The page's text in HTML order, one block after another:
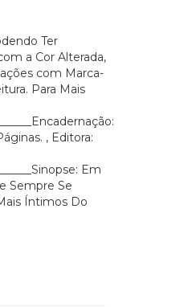
Ter
a Cor Alterada,
com Marca-
Para Mais
, Editora:
Em
Sempre Se
Íntimos Do